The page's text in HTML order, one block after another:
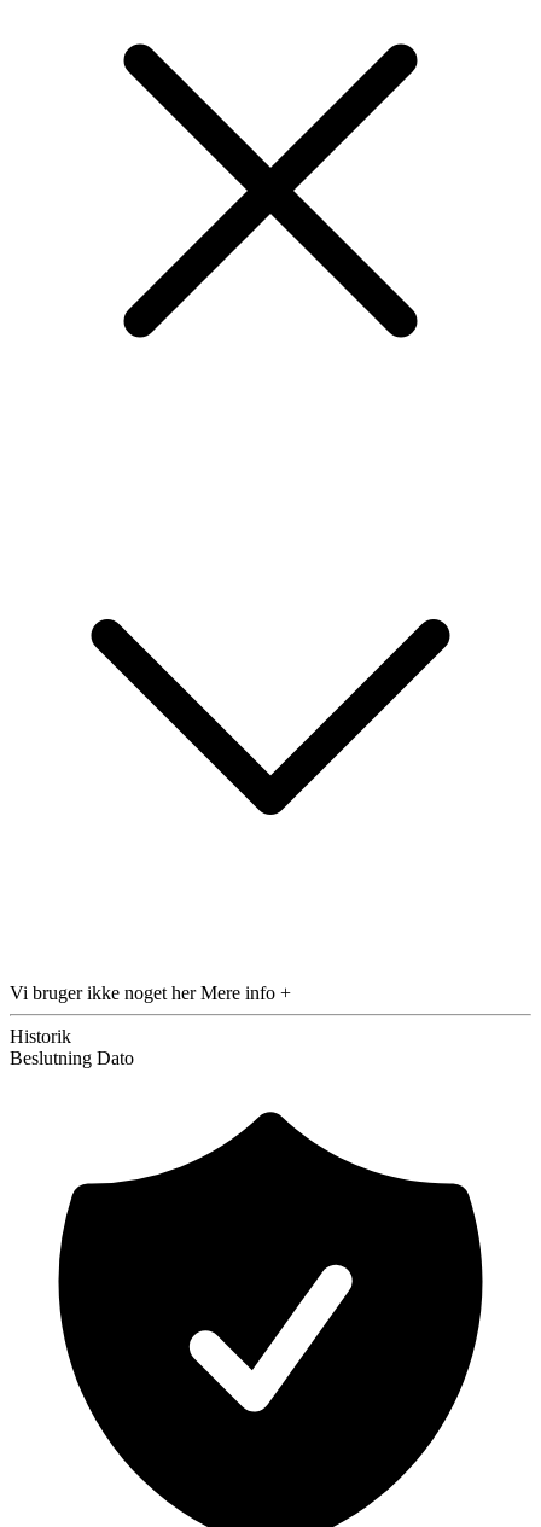
Vi bruger ikke noget herMere info +
Historik
Beslutning Dato